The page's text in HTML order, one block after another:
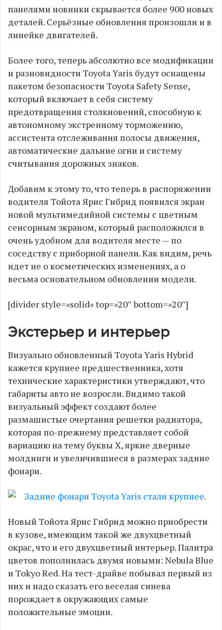
панелями новинки скрывается более 900 новых
деталей. Серьёзные обновления произошли и в
линейке двигателей.
Более того, теперь абсолютно все модификации
и разновидности Toyota Yaris будут оснащены
пакетом безопасности Toyota Safety Sense,
который включает в себя систему
предотвращения столкновений, способную к
автономному экстренному торможению,
ассистента отслеживания полосы движения,
автоматические дальние огни и систему
считывания дорожных знаков.
Добавим к этому то, что теперь в распоряжении
водителя Тойота Ярис Гибрид появился экран
новой мультимедийной системы с цветным
сенсорным экраном, который расположился в
очень удобном для водителя месте — по
соседству с приборной панели. Как видим, речь
идет не о косметических изменениях, а о
весьма основательном обновлении модели.
[divider style=»solid» top=»20″ bottom=»20″]
Экстерьер и интерьер
Визуально обновленный Toyota Yaris Hybrid
кажется крупнее предшественника, хотя
технические характеристики утверждают, что
габариты авто не возросли. Видимо такой
визуальный эффект создают более
размашистые очертания решетки радиатора,
которая по-прежнему представляет собой
вариацию на тему буквы Х, яркие дверные
молдинги и увеличившиеся в размерах задние
фонари.
Новый Тойота Ярис Гибрид можно приобрести
в кузове, имеющим такой же двухцветный
окрас, что и его двухцветный интерьер. Палитра
цветов пополнилась двумя новыми: Nebula Blue
и Tokyo Red. На тест-драйве побывал первый из
них и надо сказать его веселая синева
порождает в окружающих самые
положительные эмоции.